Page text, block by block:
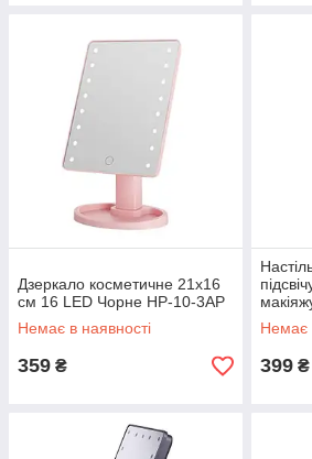
Дзеркало косметичне 21х16
см 16 LED Чорне HP-10-3AP
Немає в наявності
359 ₴
на
Немає
399 ₴